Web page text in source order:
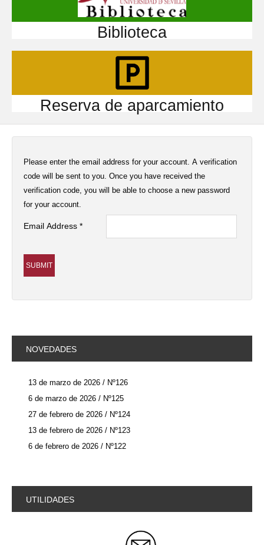
Biblioteca
Reserva de aparcamiento
Please enter the email address for your account. A verification
code will be sent to you. Once you have received the
verification code, you will be able to choose a new password
for your account.
Email Address *
SUBMIT
NOVEDADES
13 de marzo de 2026 / Nº126
6 de marzo de 2026 / Nº125
27 de febrero de 2026 / Nº124
13 de febrero de 2026 / Nº123
6 de febrero de 2026 / Nº122
UTILIDADES